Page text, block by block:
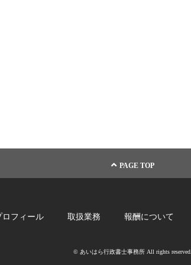
PAGE TOP
ロフィール 取扱業務 報酬について
© あいはら行政書士事務所 All rights reserved.